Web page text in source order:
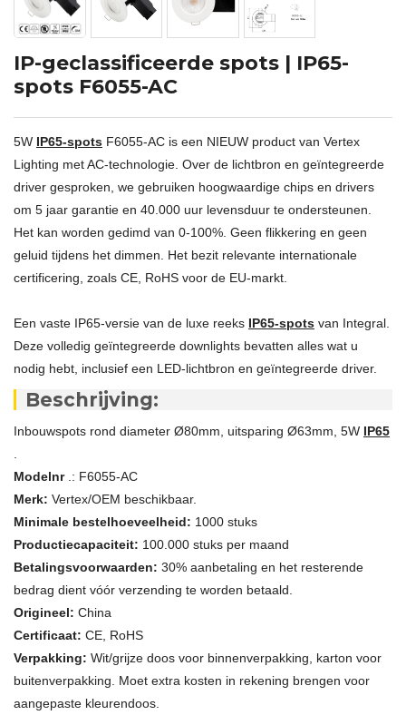
IP-geclassificeerde spots | IP65-
spots F6055-AC
5W IP65-spots F6055-AC is een NIEUW product van Vertex
Lighting met AC-technologie. Over de lichtbron en geïntegreerde
driver gesproken, we gebruiken hoogwaardige chips en drivers
om 5 jaar garantie en 40.000 uur levensduur te ondersteunen.
Het kan worden gedimd van 0-100%. Geen flikkering en geen
geluid tijdens het dimmen. Het bezit relevante internationale
certificering, zoals CE, RoHS voor de EU-markt.
Een vaste IP65-versie van de luxe reeks IP65-spots van Integral.
Deze volledig geïntegreerde downlights bevatten alles wat u
nodig hebt, inclusief een LED-lichtbron en geïntegreerde driver.
Beschrijving:
Inbouwspots rond diameter Ø80mm, uitsparing Ø63mm, 5W IP65
Modelnr .: F6055-AC
Merk: Vertex/OEM beschikbaar.
Minimale bestelhoeveelheid: 1000 stuks
Productiecapaciteit: 100.000 stuks per maand
Betalingsvoorwaarden: 30% aanbetaling en het resterende
bedrag dient vóór verzending te worden betaald.
Origineel: China
Certificaat: CE, RoHS
Verpakking: Wit/grijze doos voor binnenverpakking, karton voor
buitenverpakking. Moet extra kosten in rekening brengen voor
aangepaste kleurendoos.